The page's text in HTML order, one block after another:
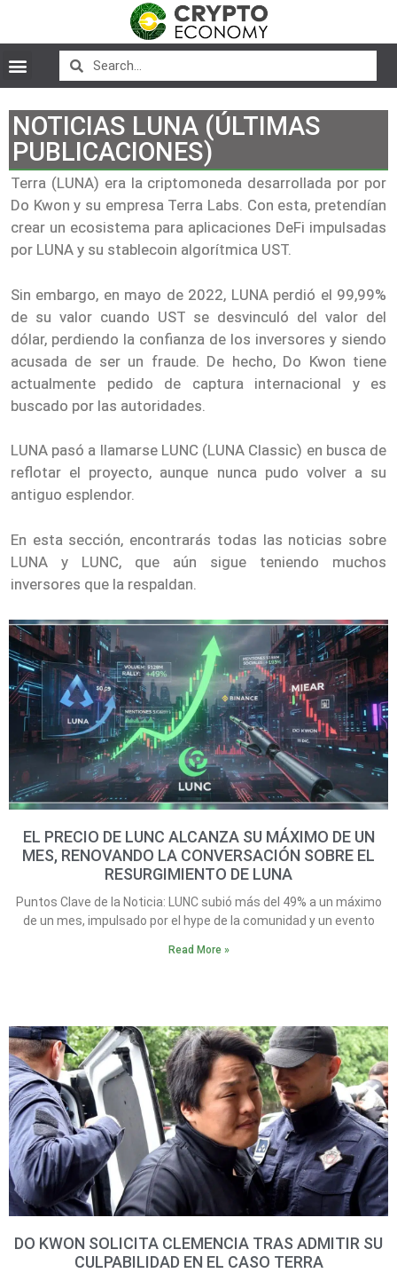
NOTICIAS LUNA (ÚLTIMAS
PUBLICACIONES)
Terra (LUNA) era la criptomoneda desarrollada por por
Do Kwon y su empresa Terra Labs. Con esta, pretendían
crear un ecosistema para aplicaciones DeFi impulsadas
por LUNA y su stablecoin algorítmica UST.
Sin embargo, en mayo de 2022, LUNA perdió el 99,99%
de su valor cuando UST se desvinculó del valor del
dólar, perdiendo la confianza de los inversores y siendo
acusada de ser un fraude. De hecho, Do Kwon tiene
actualmente pedido de captura internacional y es
buscado por las autoridades.
LUNA pasó a llamarse LUNC (LUNA Classic) en busca de
reflotar el proyecto, aunque nunca pudo volver a su
antiguo esplendor.
En esta sección, encontrarás todas las noticias sobre
LUNA y LUNC, que aún sigue teniendo muchos
inversores que la respaldan.
EL PRECIO DE LUNC ALCANZA SU MÁXIMO DE UN
MES, RENOVANDO LA CONVERSACIÓN SOBRE EL
RESURGIMIENTO DE LUNA
Puntos Clave de la Noticia: LUNC subió más del 49% a un máximo
de un mes, impulsado por el hype de la comunidad y un evento
Read More »
DO KWON SOLICITA CLEMENCIA TRAS ADMITIR SU
CULPABILIDAD EN EL CASO TERRA